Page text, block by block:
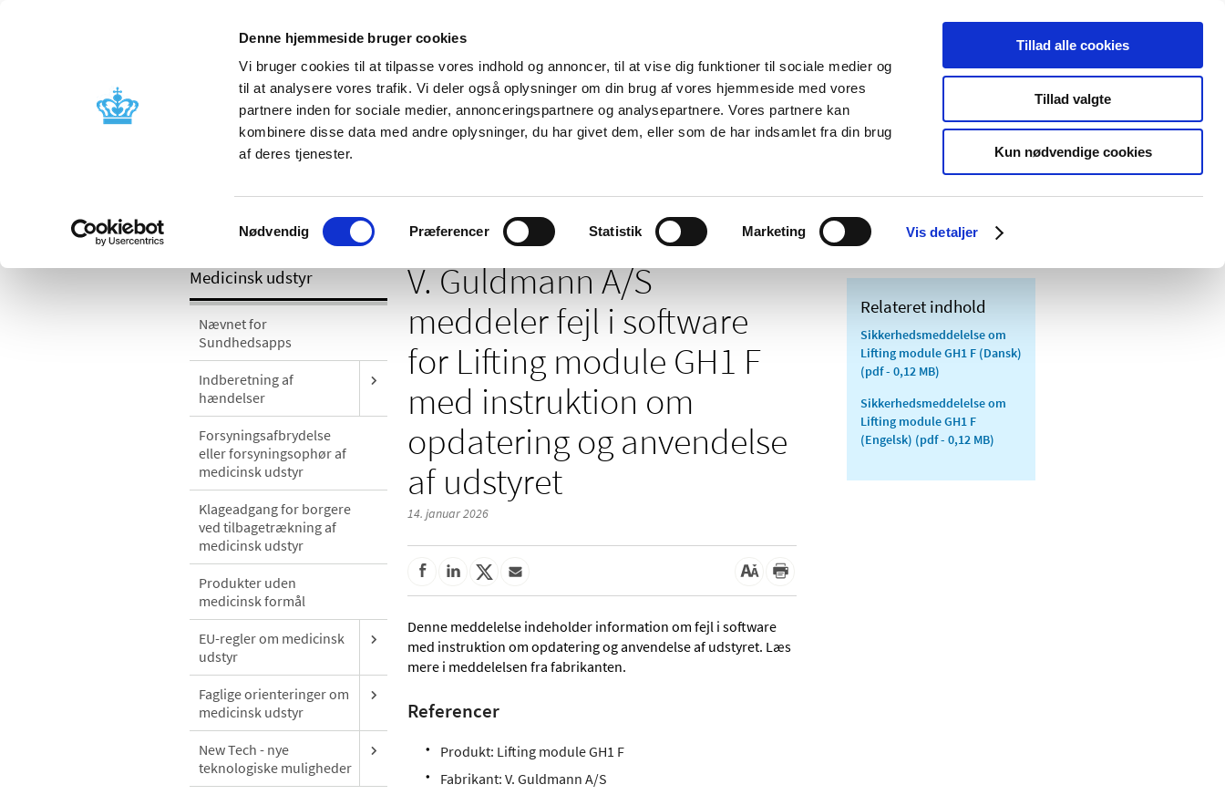
Denne hjemmeside bruger cookies
Vi bruger cookies til at tilpasse vores indhold og annoncer, til at vise dig funktioner til sociale medier og
til at analysere vores trafik. Vi deler også oplysninger om din brug af vores hjemmeside med vores
partnere inden for sociale medier, annonceringspartnere og analysepartnere. Vores partnere kan
kombinere disse data med andre oplysninger, du har givet dem, eller som de har indsamlet fra din brug
af deres tjenester.
Samtykkevalg
Nødvendig Præferencer Statistik Marketing Vis detaljer
Tillad alle cookies
Tillad valgte
Kun nødvendige cookies
Nyheder Om os Kontakt Udgivelser
Godkendelse og
Bivirkninger og
produktinformation
Tilskud og
Apoteker og salg af
Medicinsk
Særlige
produktområder
opdatering og anvendelse af udstyret
Medicinsk udstyr
Nævnet for
Sundhedsapps
Indberetning af
hændelser
Forsyningsafbrydelse
eller forsyningsophør af
medicinsk udstyr
Klageadgang for borgere
ved tilbagetrækning af
medicinsk udstyr
Produkter uden
medicinsk formål
EU-regler om medicinsk
udstyr
Faglige orienteringer om
medicinsk udstyr
New Tech - nye
teknologiske muligheder
V. Guldmann A/S
meddeler fejl i software
for Lifting module GH1 F
med instruktion om
opdatering og anvendelse
af udstyret
14. januar 2026
Denne meddelelse indeholder information om fejl i software
med instruktion om opdatering og anvendelse af udstyret. Læs
mere i meddelelsen fra fabrikanten.
Referencer
Produkt: Lifting module GH1 F
Fabrikant: V. Guldmann A/S
Relateret indhold
Sikkerhedsmeddelelse om
Lifting module GH1 F (Dansk)
(pdf - 0,12 MB)
Sikkerhedsmeddelelse om
Lifting module GH1 F
(Engelsk) (pdf - 0,12 MB)